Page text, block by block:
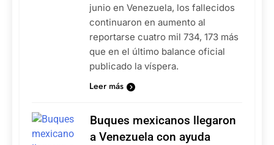
junio en Venezuela, los fallecidos
continuaron en aumento al
reportarse cuatro mil 734, 173 más
que en el último balance oficial
publicado la víspera.
Leer más
Buques mexicanos llegaron
a Venezuela con ayuda